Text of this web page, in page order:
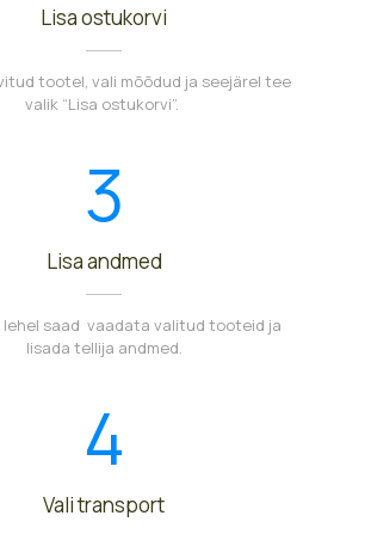
Lisa ostukorvi
tootel, vali mõõdud ja seejärel tee
valik “Lisa ostukorvi”.
3
Lisa andmed
lehel saad vaadata valitud tooteid ja
lisada tellija andmed.
4
Vali transport